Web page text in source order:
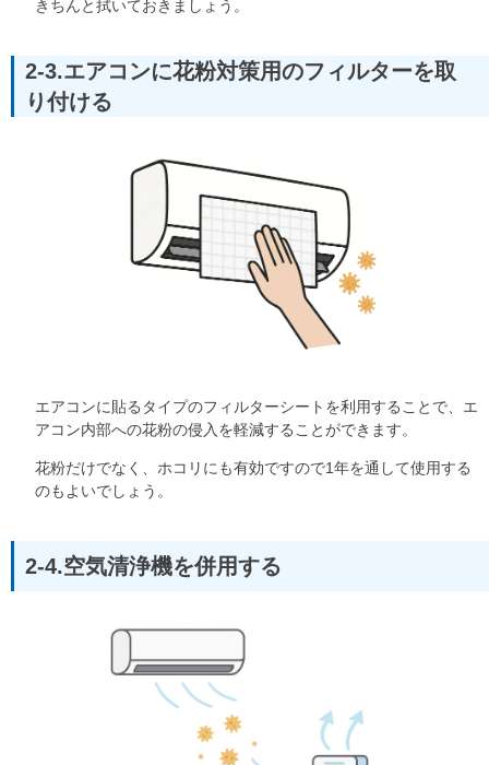
きちんと拭いておきましょう。
2-3.エアコンに花粉対策用のフィルターを取
り付ける
エアコンに貼るタイプのフィルターシートを利用することで、エ
アコン内部への花粉の侵入を軽減することができます。
花粉だけでなく、ホコリにも有効ですので1年を通して使用する
のもよいでしょう。
2-4.空気清浄機を併用する